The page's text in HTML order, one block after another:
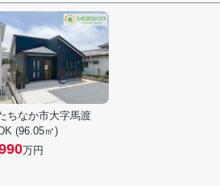
ちなか市大字馬渡
(96.05㎡)
万円